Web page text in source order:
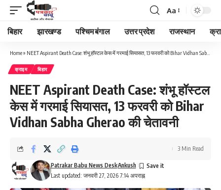
Font
Resizer
Aa
बिहार झारखण्ड पश्चिम बंगाल उत्तर प्रदेश राजस्थान
Home» NEET Aspirant Death Case: शंभू हॉस्टल केस में गरमाई सियासत, 13 फरवरी को Bihar Vidhan Sabha Gherao की चेतावनी
क्राइम बिहार
NEET Aspirant Death Case: शंभू हॉस्टल
केस में गरमाई सियासत, 13 फरवरी को Bihar
Vidhan Sabha Gherao की चेतावनी
Last updated: जनवरी 27, 2026 7:14 अपराह्न
Patrakar Babu News DeskAnkush
3 Min Read